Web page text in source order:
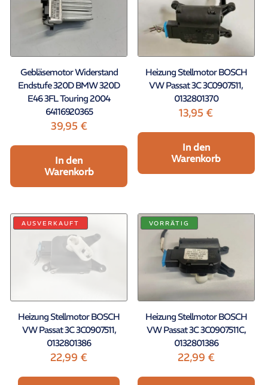
Gebläsemotor Widerstand
Endstufe 320D BMW 320D
E46 3FL Touring 2004
64116920365
39,95 €
In den
Warenkorb
Heizung Stellmotor BOSCH
VW Passat 3C 3C0907511,
0132801370
13,95€
In den
Warenkorb
AUSVERKAUFT
Heizung Stellmotor BOSCH
VW Passat 3C 3C0907511,
0132801386
22,99€
VORRÄTIG
Heizung Stellmotor BOSCH
VW Passat 3C 3C0907511C,
0132801386
22,99 €